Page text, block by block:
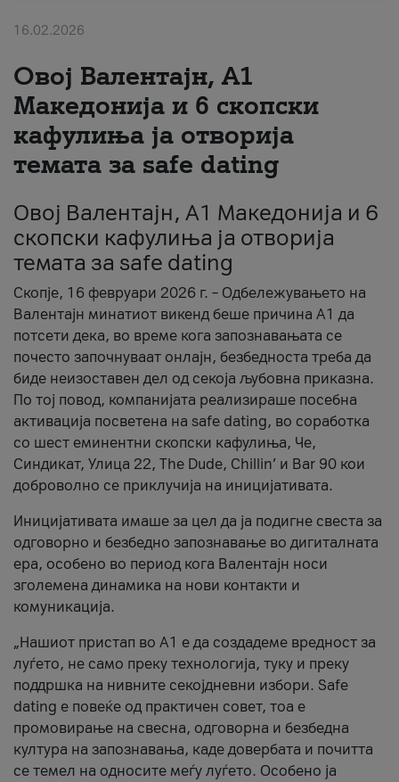
#ПодобарОнлајн
16.02.2026
Овој Валентајн, A1
Македонија и 6 скопски
кафулиња ја отворија
темата за safe dating
Овој Валентајн, A1 Македонија и 6
скопски кафулиња ја отворија
темата за safe dating
Скопје, 16 февруари 2026 г. – Одбележувањето на
Валентајн минатиот викенд беше причина А1 да
потсети дека, во време кога запознавањата се
почесто започнуваат онлајн, безбедноста треба да
биде неизоставен дел од секоја љубовна приказна.
По тој повод, компанијата реализираше посебна
активација посветена на safe dating, во соработка
со шест еминентни скопски кафулиња, Че,
Синдикат, Улица 22, The Dude, Chillin’ и Bar 90 кои
доброволно се приклучија на иницијативата.
Иницијативата имаше за цел да ја подигне свеста за
одговорно и безбедно запознавање во дигиталната
ера, особено во период кога Валентајн носи
зголемена динамика на нови контакти и
комуникација.
„Нашиот пристап во А1 е да создадеме вредност за
луѓето, не само преку технологија, туку и преку
поддршка на нивните секојдневни избори. Safe
dating е повеќе од практичен совет, тоа е
промовирање на свесна, одговорна и безбедна
култура на запознавања, каде довербата и почитта
се темел на односите меѓу луѓето. Особено ја